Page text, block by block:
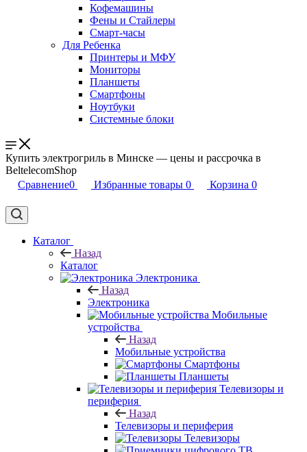
Кофемашины
Фены и Стайлеры
Смарт-часы
Для Ребенка
Принтеры и МФУ
Мониторы
Планшеты
Смартфоны
Ноутбуки
Системные блоки
Купить электрогриль в Минске — цены и рассрочка в
BeltelecomShop
Сравнение0 Избранные товары 0 Корзина 0
Каталог
Назад
Каталог
Электроника
Назад
Электроника
Мобильные
устройства
Назад
Мобильные устройства
Смартфоны
Планшеты
Телевизоры и
периферия
Назад
Телевизоры и периферия
Телевизоры